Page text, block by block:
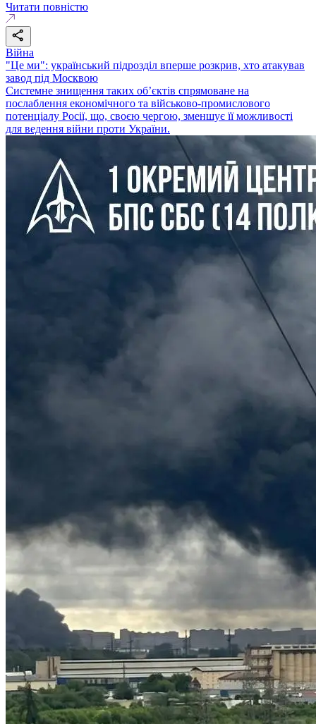
Читати повністю
Війна
"Це ми": український підрозділ вперше розкрив, хто атакував
завод під Москвою
Системне знищення таких об’єктів спрямоване на
послаблення економічного та військово-промислового
потенціалу Росії, що, своєю чергою, зменшує її можливості
для ведення війни проти України.